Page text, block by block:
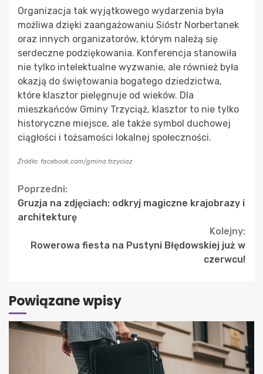
Organizacja tak wyjątkowego wydarzenia była
możliwa dzięki zaangażowaniu Sióstr Norbertanek
oraz innych organizatorów, którym należą się
serdeczne podziękowania. Konferencja stanowiła
nie tylko intelektualne wyzwanie, ale również była
okazją do świętowania bogatego dziedzictwa,
które klasztor pielęgnuje od wieków. Dla
mieszkańców Gminy Trzyciąż, klasztor to nie tylko
historyczne miejsce, ale także symbol duchowej
ciągłości i tożsamości lokalnej społeczności.
Źródło: facebook.com/gmina.trzyciaz
Continue
Reading
Poprzedni:
Gruzja na zdjęciach: odkryj magiczne krajobrazy i
architekturę
Kolejny:
Rowerowa fiesta na Pustyni Błędowskiej już w
czerwcu!
Powiązane wpisy